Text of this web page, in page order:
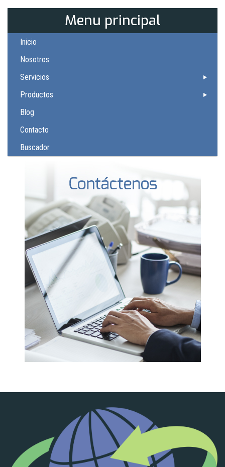
Menu principal
Inicio
Nosotros
Servicios
Productos
Blog
Contacto
Buscador